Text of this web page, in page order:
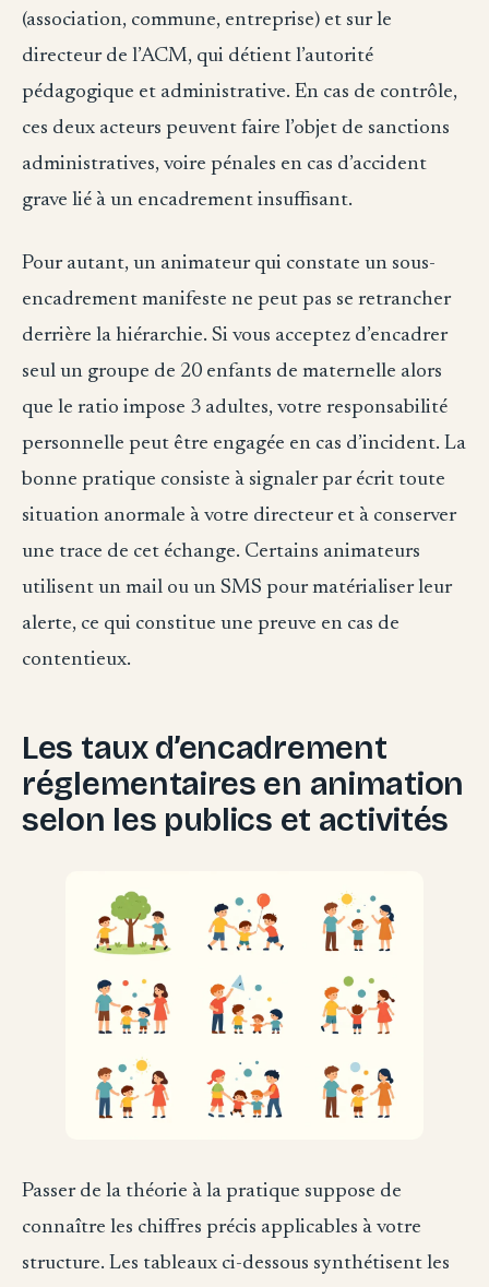
(association, commune, entreprise) et sur le
directeur de l’ACM, qui détient l’autorité
pédagogique et administrative. En cas de contrôle,
ces deux acteurs peuvent faire l’objet de sanctions
administratives, voire pénales en cas d’accident
grave lié à un encadrement insuffisant.
Pour autant, un animateur qui constate un sous-
encadrement manifeste ne peut pas se retrancher
derrière la hiérarchie. Si vous acceptez d’encadrer
seul un groupe de 20 enfants de maternelle alors
que le ratio impose 3 adultes, votre responsabilité
personnelle peut être engagée en cas d’incident. La
bonne pratique consiste à signaler par écrit toute
situation anormale à votre directeur et à conserver
une trace de cet échange. Certains animateurs
utilisent un mail ou un SMS pour matérialiser leur
alerte, ce qui constitue une preuve en cas de
contentieux.
Les taux d’encadrement
réglementaires en animation
selon les publics et activités
Passer de la théorie à la pratique suppose de
connaître les chiffres précis applicables à votre
structure. Les tableaux ci-dessous synthétisent les